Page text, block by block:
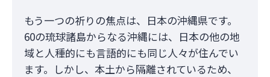
もう一つの祈りの焦点は、日本の沖縄県です。
60の琉球諸島からなる沖縄には、日本の他の地
域と人種的にも言語的にも同じ人々が住んでい
ます。しかし、本土から隔離されているため、